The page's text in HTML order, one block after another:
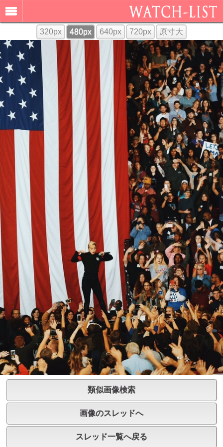
320px 480px 640px 720px 原寸大
類似画像検索
画像のスレッドへ
スレッド一覧へ戻る